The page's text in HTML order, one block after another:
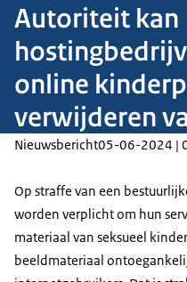
Autoriteit kan
online
verwijderen
Nieuwsbericht05-06-2024 |
Op straffe van een
worden verplicht om hun
materiaal van seksueel
beeldmateriaal